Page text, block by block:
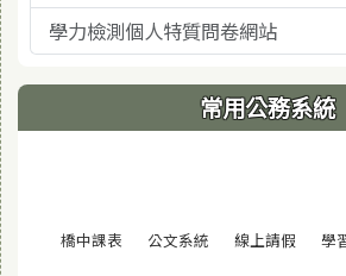
學力檢測個人特質問卷網站
常用公務系統
橋中課表 (另開視窗)
公文系統 (另開視窗)
線上請假 (另開
學